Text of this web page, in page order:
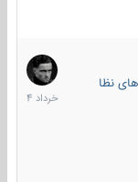
نظامی خارجی
5
خرداد
1404